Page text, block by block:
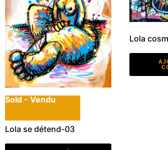
Sold - Vendu
Lola se détend-03
Lola